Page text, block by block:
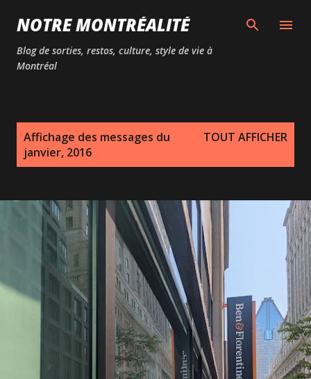
Passer au contenu principal
NOTRE MONTRÉALITÉ
Blog de sorties, restos, culture, style de vie à
Montréal
Affichage des messages du
janvier, 2016
TOUT AFFICHER